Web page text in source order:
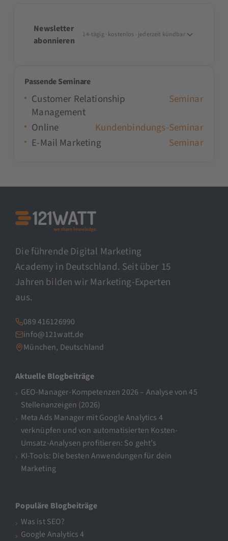
Newsletter
abonnieren
14-tägig · kostenlos · jederzeit kündbar
Passende Seminare
Customer Relationship
Management
Seminar
Online
Kundenbindungs-Seminar
E-Mail Marketing
Seminar
Die führende Digital Marketing
Academy in Deutschland. Seit über 15
Jahren bilden wir Marketing-Experten
aus.
089 416126990
info@121watt.de
München, Deutschland
Aktuelle Blogbeiträge
GEO-Manager-Kompetenzen 2026 – Analyse von 45
Stellenanzeigen (2026)
Meta Ads Manager mit Google Analytics 4
verknüpfen und von automatisierten Kosten-
Umsatz-Analysen profitieren: So geht’s
KI-Tools: Die besten Anwendungen für dein
Marketing
Populäre Blogbeiträge
Was ist SEO?
Google Analytics 4